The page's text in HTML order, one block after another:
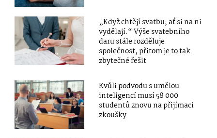
„Když chtějí svatbu, ať si na ni
vydělají.“ Výše svatebního
daru stále rozděluje
společnost, přitom je to tak
zbytečné řešit
Kvůli podvodu s umělou
inteligencí musí 58 000
studentů znovu na přijímací
zkoušky